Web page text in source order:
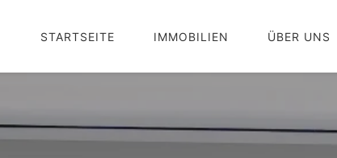
STARTSEITE IMMOBILIEN ÜBER UNS